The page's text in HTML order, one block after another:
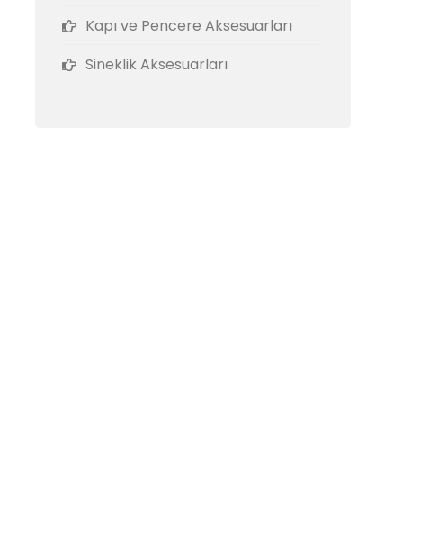
Kapı ve Pencere Aksesuarları
Sineklik Aksesuarları